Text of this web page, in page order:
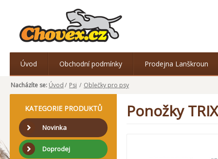
Úvod Obchodní podmínky Prodejna Lanškroun
Nacházíte se: Úvod/ Psi / Oblečky pro psy
KATEGORIE PRODUKTŮ
Novinka
Doprodej
Ponožky